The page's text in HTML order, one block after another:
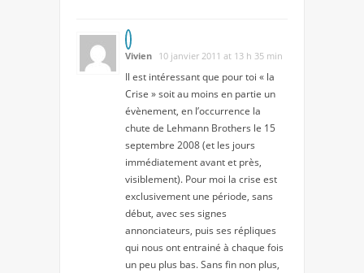
Vivien 10 janvier 2011 at 13 h 35 min
Il est intéressant que pour toi « la
Crise » soit au moins en partie un
évènement, en l’occurrence la
chute de Lehmann Brothers le 15
septembre 2008 (et les jours
immédiatement avant et près,
visiblement). Pour moi la crise est
exclusivement une période, sans
début, avec ses signes
annonciateurs, puis ses répliques
qui nous ont entrainé à chaque fois
un peu plus bas. Sans fin non plus,